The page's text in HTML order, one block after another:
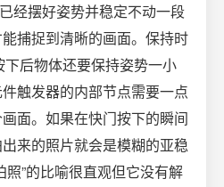
经摆好姿势并稳定不动一段
捕捉到清晰的画面。保持时
后物体还要保持姿势一小
触发器的内部节点需要一点
面。如果在快门按下的瞬间
来的照片就会是模糊的亚稳
照”的比喻很直观但它没有解